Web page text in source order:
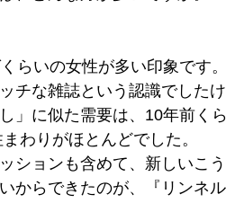
らいの女性が多い印象です。
チな雑誌という認識でしたけ
し」に似た需要は、10年前く
わりがほとんどでした。
ションも含めて、新しいこ
からできたのが、『リンネル